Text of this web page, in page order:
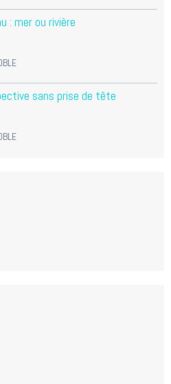
: mer ou rivière
sans prise de tête